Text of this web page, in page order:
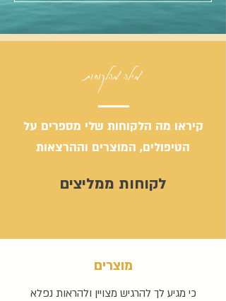
מילה מהלקוחות
קיראו מה הלקוחות שלי מספרים על
הטיפולים, המוצרים וההרצאות
לקוחות ממליצים
מוצרים
כי מגיע לך להרגיש מצויין ולהראות נפלא